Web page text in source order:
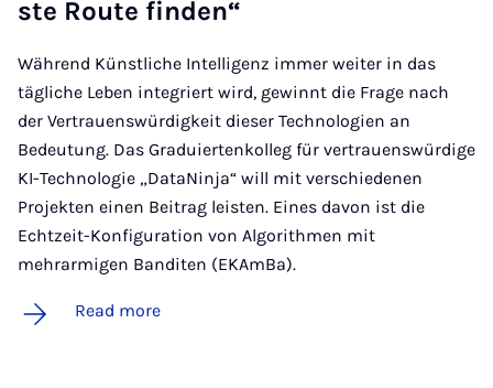
ste Route find­en“
Während Künstliche Intelligenz immer weiter in das
tägliche Leben integriert wird, gewinnt die Frage nach
der Vertrauenswürdigkeit dieser Technologien an
Bedeutung. Das Graduiertenkolleg für vertrauenswürdige
KI-Technologie „DataNinja“ will mit verschiedenen
Projekten einen Beitrag leisten. Eines davon ist die
Echtzeit-Konfiguration von Algorithmen mit
mehrarmigen Banditen (EKAmBa).
Read more